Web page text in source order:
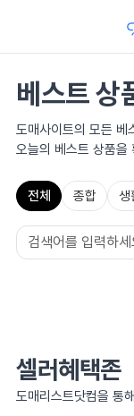
베스트 상
도매사이트의 모든 베
오늘의 베스트 상품을
전체 종합 생
셀러혜택존
도매리스트닷컴을 통